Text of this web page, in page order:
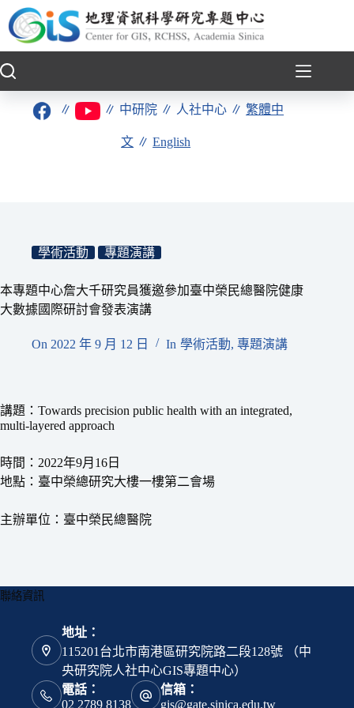
至
要
∥ ∥ 中研院 ∥ 人社中心 ∥繁體中
文 ∥English
學術活動 專題演講
本專題中心詹大千研究員獲邀參加臺中榮民總醫院健康
大數據國際研討會發表演講
On 2022 年 9 月 12 日 In 學術活動, 專題演講
講題：Towards precision public health with an integrated,
multi-layered approach
時間：2022年9月16日
地點：臺中榮總研究大樓一樓第二會場
主辦單位：臺中榮民總醫院
聯絡資訊
地址：
115201台北市南港區研究院路二段128號 （中
央研究院人社中心GIS專題中心）
電話：
02 2789 8138
信箱：
gis@gate.sinica.edu.tw